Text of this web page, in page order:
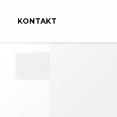
KONTAKT